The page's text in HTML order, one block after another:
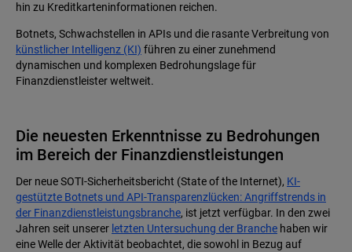
hin zu Kreditkarteninformationen reichen.
Botnets, Schwachstellen in APIs und die rasante Verbreitung von
künstlicher Intelligenz (KI) führen zu einer zunehmend
dynamischen und komplexen Bedrohungslage für
Finanzdienstleister weltweit.
Die neuesten Erkenntnisse zu Bedrohungen
im Bereich der Finanzdienstleistungen
Der neue SOTI-Sicherheitsbericht (State of the Internet), KI-
gestützte Botnets und API-Transparenzlücken: Angriffstrends in
der Finanzdienstleistungsbranche, ist jetzt verfügbar. In den zwei
Jahren seit unserer letzten Untersuchung der Branche haben wir
eine Welle der Aktivität beobachtet, die sowohl in Bezug auf